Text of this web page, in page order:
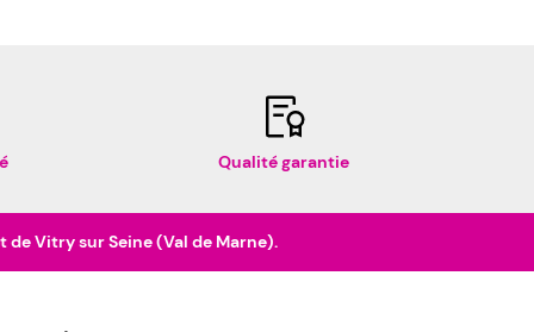
Qualité garantie
Vitry sur Seine (Val de Marne).